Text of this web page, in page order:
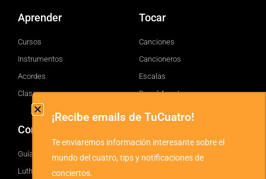
Aprender
Cursos
Instrumentos
Acordes
Clases
Tocar
Canciones
Cancioneros
Escalas
Brand Assets
Comprar
Guía
Luthiers
Facebook
¡Recibe emails de TuCuatro!
Te enviaremos información interesante sobre el
mundo del cuatro, tips y notificaciones de
conciertos.